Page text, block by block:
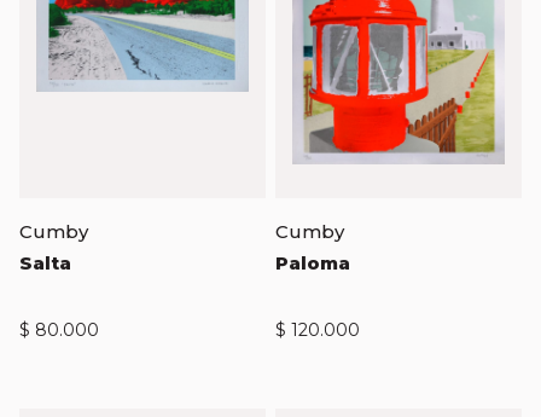
Cumby
Salta
$ 80.000
Cumby
Paloma
$ 120.000